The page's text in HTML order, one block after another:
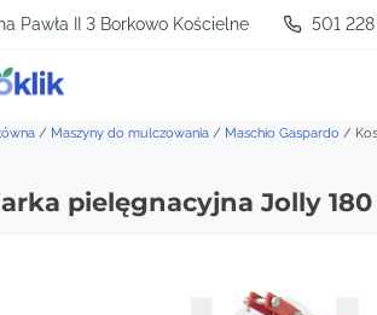
Pawła II 3 Borkowo Kościelne 501
/ Maszyny do mulczowania / Maschio Gaspardo /
pielęgnacyjna Jolly 180